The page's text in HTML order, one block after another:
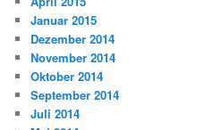
Januar 2015
Dezember 2014
November 2014
Oktober 2014
September 2014
Juli 2014